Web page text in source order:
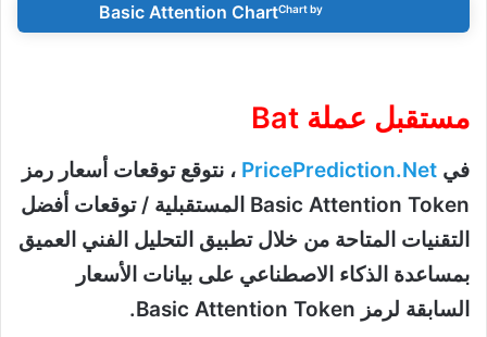
Basic Attention ChartChart by
مستقبل عملة Bat
في PricePrediction.Net ، نتوقع توقعات أسعار رمز
Basic Attention Token المستقبلية / توقعات أفضل
التقنيات المتاحة من خلال تطبيق التحليل الفني العميق
بمساعدة الذكاء الاصطناعي على بيانات الأسعار
السابقة لرمز Basic Attention Token.